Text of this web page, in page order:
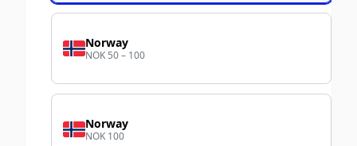
Norway
NOK 50 – 100
Norway
NOK 100